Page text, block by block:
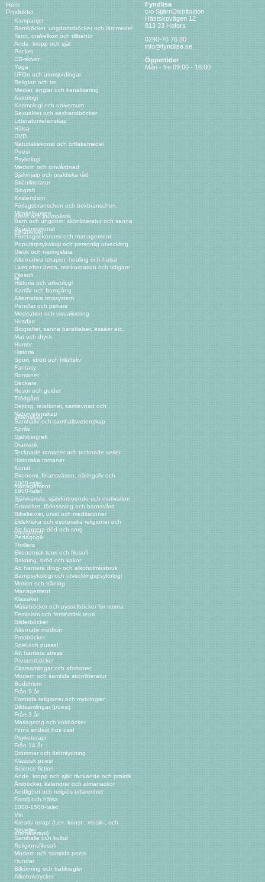
Hem
Produkter
Kampanjer
Barnböcker, ungdomsböcker och läromedel
Tarot, orakelkort och tillbehör
Ande, kropp och själ
Pocket
CD-skivor
Yoga
UFOn och utomjordingar
Religion och tro
Medier, änglar och kanalisering
Astrologi
Kosmologi och universum
Sexualitet och sexhandböcker
Litteraturvetenskap
Hälsa
DVD
Naturläkekonst och örtläkemedel
Poesi
Psykologi
Medicin och omvårdnad
Självhjälp och praktiska råd
Skönlitteratur
Biografi
Kristendom
Förlagsbranschen och bokbranschen,
press och journalistik
Mirakelkursen
Barn och ungdom: skönlitteratur och sanna
berättelser
Spådomskonst
Företagsekonomi och management
Populärpsykologi och personlig utveckling
Dietik och näringslära
Alternativa terapier, healing och hälsa
Livet efter detta, reinkarnation och tidigare
liv
Filosofi
Historia och arkeologi
Karriär och framgång
Alternativa trossystem
Pendlar och pekare
Meditation och visualisering
Husdjur
Biografier, sanna berättelser, essäer etc.
Mat och dryck
Humor
Historia
Sport, idrott och friluftsliv
Fantasy
Romaner
Deckare
Resor och guider
Trädgård
Dejting, relationer, samlevnad och
äktenskap
Naturvetenskap
Samhälle och samhällsvetenskap
Språk
Självbiografi
Dramatik
Tecknade romaner och tecknade serier
Historiska romaner
Konst
Ekonomi, finansväsen, näringsliv och
management
2000-talet
1900-talet
Självkänsla, självförtroende och motivation
Graviditet, förlossning och barnavård
Bibeltexter, urval och meditationer
Eklektiska och esoteriska religioner och
trossystem
Att hantera död och sorg
Pedagogik
Thrillers
Ekonomisk teori och filosofi
Bakning, bröd och kakor
Att hantera drog- och alkoholmissbruk
Barnpsykologi och utvecklingspsykologi
Motion och träning
Management
Klassiker
Målarböcker och pysselböcker för vuxna
Feminism och feministisk teori
Bilderböcker
Alternativ medicin
Fotoböcker
Spel och pussel
Att hantera stress
Presentböcker
Citatsamlingar och aforismer
Modern och samtida skönlitteratur
Buddhism
Från 9 år
Forntida religioner och mytologier
Diktsamlingar (poesi)
Från 3 år
Matlagning och kokböcker
Finns endast hos oss!
Psykoterapi
Från 14 år
Drömmar och drömtydning
Klassisk poesi
Science fiction
Ande, kropp och själ: tänkande och praktik
Årsböcker, kalendrar och almanackor
Andlighet och religiös erfarenhet
Familj och hälsa
1000-1500-talet
Vin
Kreativ terapi (t.ex. konst-, musik-, och
dramaterapi)
Noveller
Samhälle och kultur
Religionsfilosofi
Modern och samtida poesi
Hundar
Bilkörning och trafikregler
Alkoholdrycker
Fyndlisa
c/o StjärnDistribution
Hästskovägen 12
813 33 Hofors
0290-76 76 80
info@fyndlisa.se
Öppettider
Mån - fre 09:00 - 16:00